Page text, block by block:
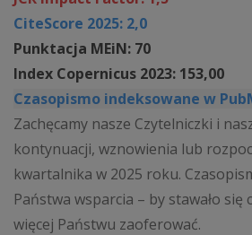
CiteScore 2025: 2,0
Punktacja MEiN: 70
Index Copernicus 2023: 153,00
Czasopismo indeksowane w
Zachęcamy nasze Czytelniczki i
kontynuacji, wznowienia lub
kwartalnika w 2025 roku.
Państwa wsparcia – by stawało się
więcej Państwu zaoferować.